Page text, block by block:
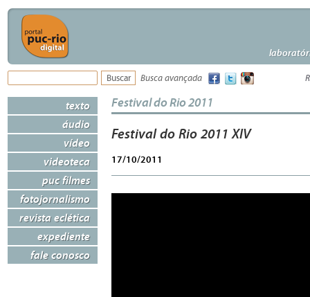
Busca avançada
texto
áudio
vídeo
videoteca
puc filmes
fotojornalismo
revista eclética
expediente
fale conosco
Festival do Rio 2011
Festival do Rio 2011 XIV
17/10/2011